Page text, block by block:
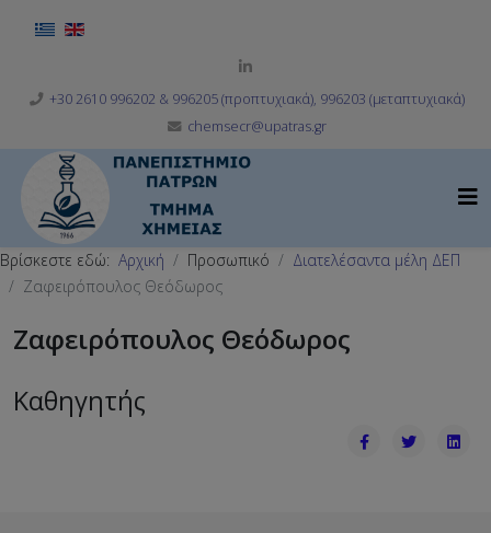
Επιλέξτε τη γλώσσα σας
+30 2610 996202 & 996205 (προπτυχιακά), 996203 (μεταπτυχιακά)
chemsecr@upatras.gr
Βρίσκεστε εδώ: Αρχική Προσωπικό
Διατελέσαντα μέλη ΔΕΠ
Ζαφειρόπουλος Θεόδωρος
Ζαφειρόπουλος Θεόδωρος
Καθηγητής